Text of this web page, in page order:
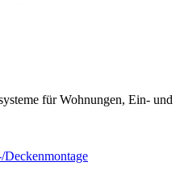
für Wohnungen, Ein- und
Deckenmontage